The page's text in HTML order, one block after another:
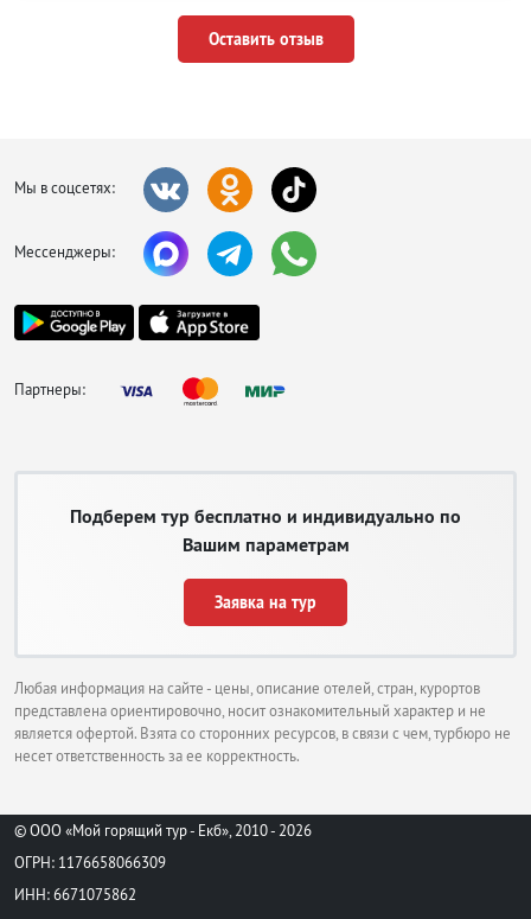
Оставить отзыв
Мы в соцсетях:
Мессенджеры:
Партнеры:
Подберем тур бесплатно и индивидуально по
Вашим параметрам
Заявка на тур
Любая информация на сайте - цены, описание отелей, стран, курортов
представлена ориентировочно, носит ознакомительный характер и не
является офертой. Взята со сторонних ресурсов, в связи с чем, турбюро не
несет ответственность за ее корректность.
© ООО «Мой горящий тур - Екб», 2010 - 2026
ОГРН: 1176658066309
ИНН: 6671075862